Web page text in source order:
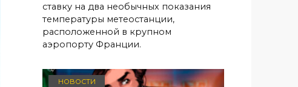
ставку на два необычных показания
температуры метеостанции,
расположенной в крупном
аэропорту Франции.
НОВОСТИ